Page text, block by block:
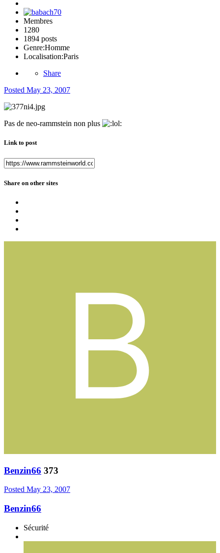
Membres
1280
1894 posts
Genre:Homme
Localisation:Paris
Share
Posted May 23, 2007
Pas de neo-rammstein non plus
Link to post
Share on other sites
Benzin66 373
Posted May 23, 2007
Benzin66
Sécurité